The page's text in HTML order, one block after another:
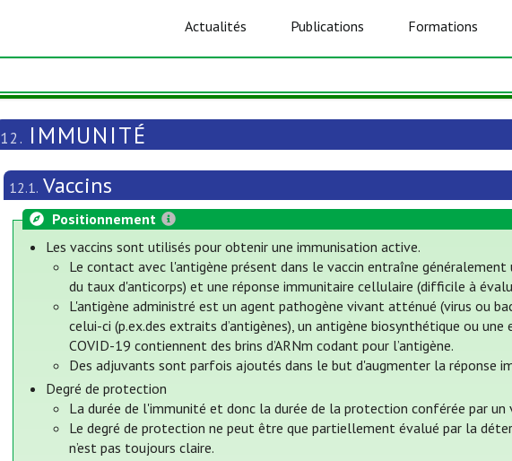
Actualités Publications Formations
12. IMMUNITÉ
12.1. Vaccins
Positionnement
Les vaccins sont utilisés pour obtenir une immunisation active.
Le contact avec l'antigène présent dans le vaccin entraîne
du taux d'anticorps) et une réponse immunitaire cellulaire (difficile à
L'antigène administré est un agent pathogène vivant atténué (virus ou
celui-ci (p.ex.des extraits d’antigènes), un antigène biosynthétique ou
COVID-19 contiennent des brins d’ARNm codant pour l’antigène.
Des adjuvants sont parfois ajoutés dans le but d'augmenter la réponse
Degré de protection
La durée de l'immunité et donc la durée de la protection conférée par un
Le degré de protection ne peut être que partiellement évalué par la
n’est pas toujours claire.